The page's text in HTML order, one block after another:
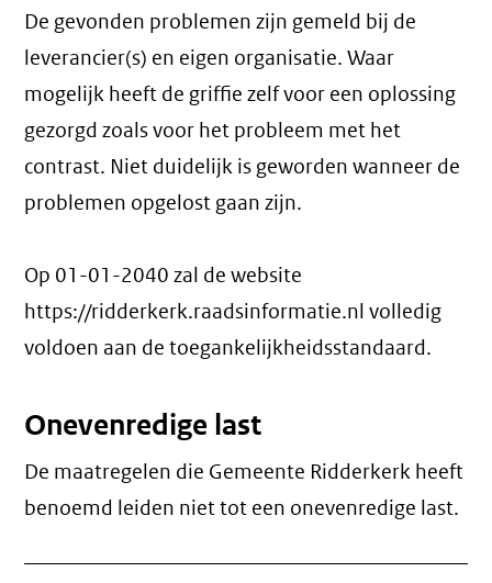
De gevonden problemen zijn gemeld bij de
leverancier(s) en eigen organisatie. Waar
mogelijk heeft de griffie zelf voor een oplossing
gezorgd zoals voor het probleem met het
contrast. Niet duidelijk is geworden wanneer de
problemen opgelost gaan zijn.
Op 01-01-2040 zal de website
https://ridderkerk.raadsinformatie.nl volledig
voldoen aan de toegankelijkheidsstandaard.
Onevenredige last
De maatregelen die Gemeente Ridderkerk heeft
benoemd leiden niet tot een onevenredige last.